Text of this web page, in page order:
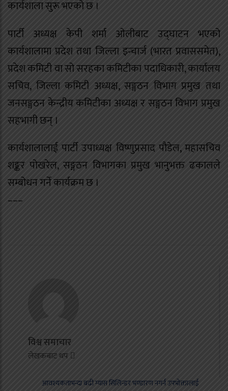
कार्यशाला सुरू भएको छ ।
पार्टी अध्यक्ष केपी शर्मा ओलीबाट उद्घाटन भएको
कार्यशालामा प्रदेश तथा जिल्ला इन्चार्ज (भारत प्रवाससमेत),
प्रदेश कमिटी वा सो सरहका कमिटीका पदाधिकारी, कार्यालय
सचिव, जिल्ला कमिटी अध्यक्ष, सङ्गठन विभाग प्रमुख तथा
जनसङ्गठन केन्द्रीय कमिटीका अध्यक्ष र सङ्गठन विभाग प्रमुख
सहभागी छन् ।
कार्यशालालाई पार्टी उपाध्यक्ष विष्णुप्रसाद पौडेल, महासचिव
शङ्कर पोखरेल, सङ्गठन विभागका प्रमुख भानुभक्त ढकालले
सम्बोधन गर्ने कार्यक्रम छ ।
–––
विश्व समाचार
लेखकबाट थप
आवश्यकताभन्दा बढी ग्यास सिलिन्डर भण्डारण नगर्न उपभोक्तालाई